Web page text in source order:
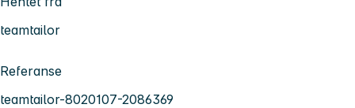
teamtailor
Referanse
teamtailor-8020107-2086369